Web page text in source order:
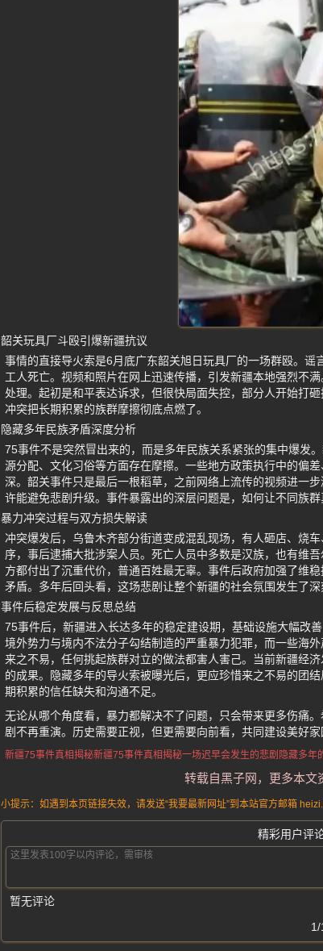
韶关玩具厂斗殴引爆新疆抗议
事情的直接导火索是6月底广东韶关旭日玩具厂的一场群殴。
工人死亡。视频和照片在网上迅速传播，引发新疆本地强烈不
处理。起初是和平表达诉求，但很快局面失控，部分人开始打
冲突把长期积累的族群摩擦彻底点燃了。
隐藏多年民族矛盾深度分析
75事件不是突然冒出来的，而是多年民族关系紧张的集中爆发
源分配、文化习俗等方面存在摩擦。一些地方政策执行中的偏
深。韶关事件只是最后一根稻草，之前网络上流传的视频进一
许能避免悲剧升级。事件暴露出的深层问题是，如何让不同族群
暴力冲突过程与双方损失解读
冲突爆发后，乌鲁木齐部分街道变成混乱现场，有人砸店、烧
序，事后逮捕大批涉案人员。死亡人员中多数是汉族，也有维
方都付出了沉重代价，普通百姓最无辜。事件后政府加强了维
矛盾。多年后回头看，这场悲剧让整个新疆的社会氛围发生了深
事件后稳定发展与反思总结
75事件后，新疆进入长达多年的稳定建设期，基础设施大幅改
境外势力与境内不法分子勾结制造的严重暴力犯罪，而一些海
来之不易，任何挑起族群对立的做法都害人害己。当前新疆经
的成果。隐藏多年的导火索被曝光后，更应珍惜来之不易的团
期积累的信任缺失和沟通不足。
无论从哪个角度看，暴力都解决不了问题，只会带来更多伤痛
剧不再重演。历史需要正视，但更需要向前看，共同建设美好家
新疆75事件真相揭秘新疆75事件真相揭秘一场迟早会发生的悲剧 隐藏多年
转载自黑子网，更多本文
小提示：如遇到本页链接失效，请发送“我要最新网址”到本站官方邮箱
精彩用户评
暂无评论
1/